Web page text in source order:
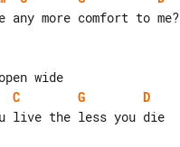
any more comfort to me?
C G
D